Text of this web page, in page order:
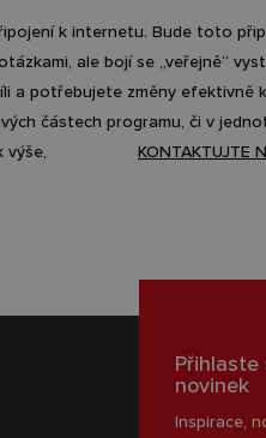
k internetu. Bude toto
ale bojí se „veřejně“
a potřebujete změny efektivně
částech programu, či v
otázek výše, KONTAKTUJTE
novinek
Inspirace,